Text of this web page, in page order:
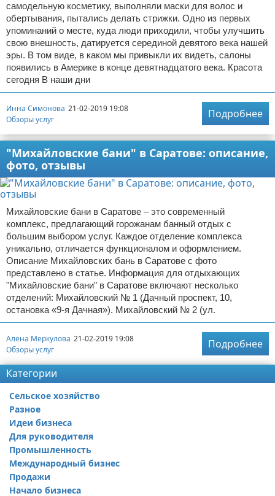
самодельную косметику, выполняли маски для волос и
обертывания, пытались делать стрижки. Одно из первых
упоминаний о месте, куда люди приходили, чтобы улучшить
свою внешность, датируется серединой девятого века нашей
эры. В том виде, в каком мы привыкли их видеть, салоны
появились в Америке в конце девятнадцатого века. Красота
сегодня В наши дни
Инна Симонова 21-02-2019 19:08
Обзоры услуг
Подробнее
"Михайловские бани" в Саратове: описание,
фото, отзывы
Михайловские бани в Саратове – это современный
комплекс, предлагающий горожанам банный отдых с
большим выбором услуг. Каждое отделение комплекса
уникально, отличается функционалом и оформлением.
Описание Михайловских бань в Саратове с фото
представлено в статье. Информация для отдыхающих
"Михайловские бани" в Саратове включают несколько
отделений: Михайловский № 1 (Дачный проспект, 10,
остановка «9-я Дачная»). Михайловский № 2 (ул.
Алена Меркулова 21-02-2019 19:08
Обзоры услуг
Подробнее
Категории
Сельское хозяйство
Разное
Идеи бизнеса
Для руководителя
Промышленность
Международный бизнес
Продажи
Начало бизнеса